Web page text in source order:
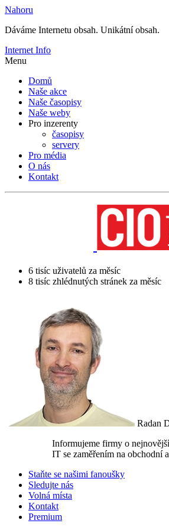
Nahoru
Dáváme Internetu obsah. Unikátní obsah.
Internet Info
Menu
Domů
Naše akce
Naše časopisy
Naše weby
Pro inzerenty
časopisy
servery
Pro média
O nás
Kontakt
6 tisíc uživatelů za měsíc
8 tisíc zhlédnutých stránek za měsíc
Radan
Informujeme firmy o
IT se zaměřením na obchodní
Staňte se našimi fanoušky
Sledujte nás
Volná místa
Kontakt
Premium